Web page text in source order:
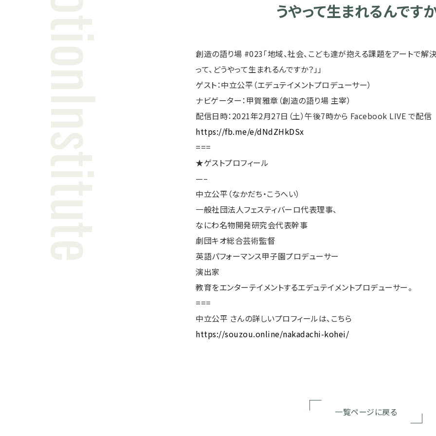
うやって生まれるんですか
創造の語り場 #023「地域、社会、こども達が抱える課題をアートで解
って、どうやって生まれるんですか？」」
ゲスト：中立公平（エデュテイメントプロデューサー）
ナビゲーター：甲賀雅章（創造の語り場 主宰）
配信日時：2021年2月27日（土）午後7時から Facebook LIVE で配信
https://fb.me/e/dNdZHkDSx
===
★ゲストプロフィール
—–
中立公平（なかだち・こうへい）
一般社団法人フェスティバーロ代表理事、
なにわ名物開発研究会代表幹事
劇団キオ総合芸術監督
英語パフォーマンス甲子園プロデューサー
演出家
教育をエンターテイメントするエデュテイメントプロデューサー。
===
中立公平 さんの詳しいプロフィールは、こちら
https://souzou.online/nakadachi-kohei/
一覧ページに戻る